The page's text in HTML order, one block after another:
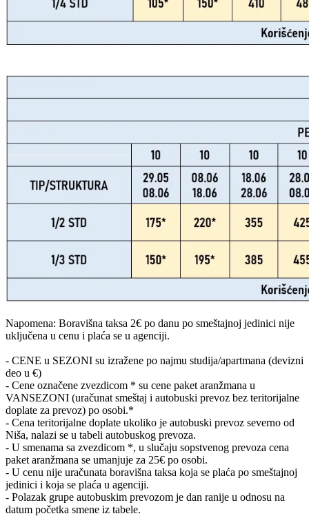
Napomena: Boravišna taksa 2€ po danu po smeštajnoj jedinici nije
uključena u cenu i plaća se u agenciji.
- CENE u SEZONI su izražene po najmu studija/apartmana (devizni
deo u €)
- Cene označene zvezdicom * su cene paket aranžmana u
VANSEZONI (uračunat smeštaj i autobuski prevoz bez teritorijalne
doplate za prevoz) po osobi.*
- Cena teritorijalne doplate ukoliko je autobuski prevoz severno od
Niša, nalazi se u tabeli autobuskog prevoza.
- U smenama sa zvezdicom *, u slučaju sopstvenog prevoza cena
paket aranžmana se umanjuje za 25€ po osobi.
- U cenu nije uračunata boravišna taksa koja se plaća po smeštajnoj
jedinici i koja se plaća u agenciji.
- Polazak grupe autobuskim prevozom je dan ranije u odnosu na
datum početka smene iz tabele.